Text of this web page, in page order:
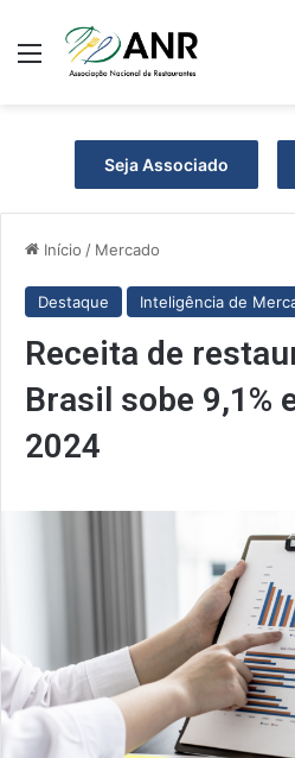
Menu
Seja Associado
Início / Mercado
Destaque Inteligência de
Receita de
Brasil sobe 9,1%
2024